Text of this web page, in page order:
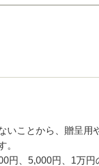
いことから、贈呈用
。
円、5,000円、1万円